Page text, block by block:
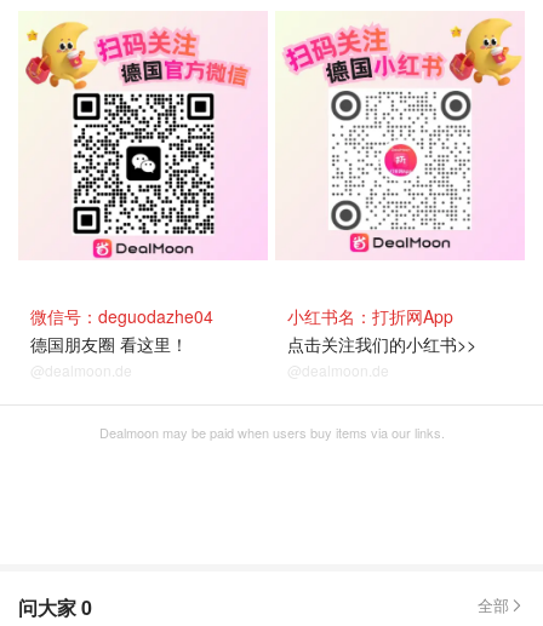
单品小组
微信号：deguodazhe04
德国朋友圈 看这里！
@dealmoon.de
单品小组
小红书名：打折网App
点击关注我们的小红书>>
@dealmoon.de
Dealmoon may be paid when users buy items via our links.
问大家0 全部